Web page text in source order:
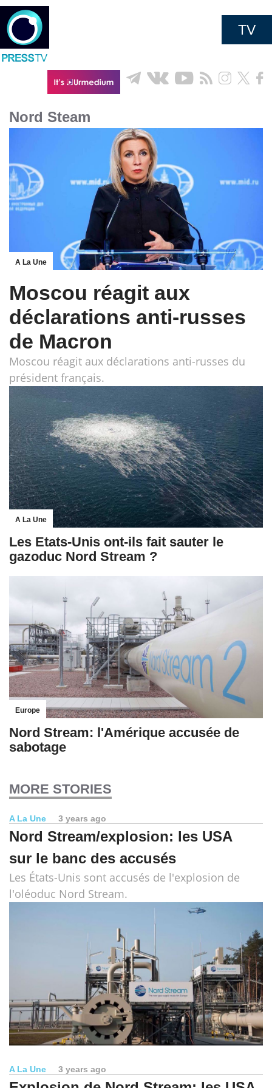
TV
Nord Steam
A La Une
Moscou réagit aux
déclarations anti-russes
de Macron
Moscou réagit aux déclarations anti-russes du
président français.
A La Une
Les Etats-Unis ont-ils fait sauter le
gazoduc Nord Stream ?
Europe
Nord Stream: l'Amérique accusée de
sabotage
MORE STORIES
A La Une 3 years ago
Nord Stream/explosion: les USA
sur le banc des accusés
Les États-Unis sont accusés de l'explosion de
l'oléoduc Nord Stream.
A La Une 3 years ago